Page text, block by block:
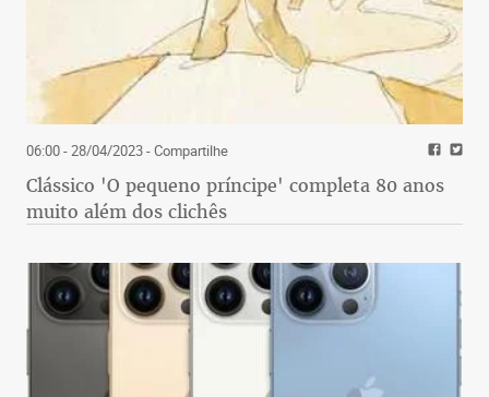
06:00 - 28/04/2023- Compartilhe
Clássico 'O pequeno príncipe' completa 80 anos
muito além dos clichês